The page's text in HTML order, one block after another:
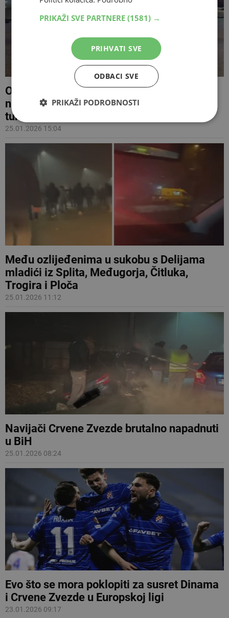
Ovo je mjesto okršaja Torcide i Delija,
navijači Hajduka 'pošli na humanitarni
turnir'
25.01.2026 15:04
Među ozlijeđenima u sukobu s Delijama
mladići iz Splita, Međugorja, Čitluka,
Trogira i Ploča
25.01.2026 11:12
Navijači Crvene Zvezde brutalno napadnuti
u BiH
25.01.2026 08:24
Evo što se mora poklopiti za susret Dinama
i Crvene Zvezde u Europskoj ligi
23.01.2026 09:17
PRIKAŽI SVE PARTNERE (1581) →
PRIHVATI SVE
ODBACI SVE
PRIKAŽI PODROBNOSTI